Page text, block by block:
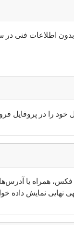
فکس، همراه یا